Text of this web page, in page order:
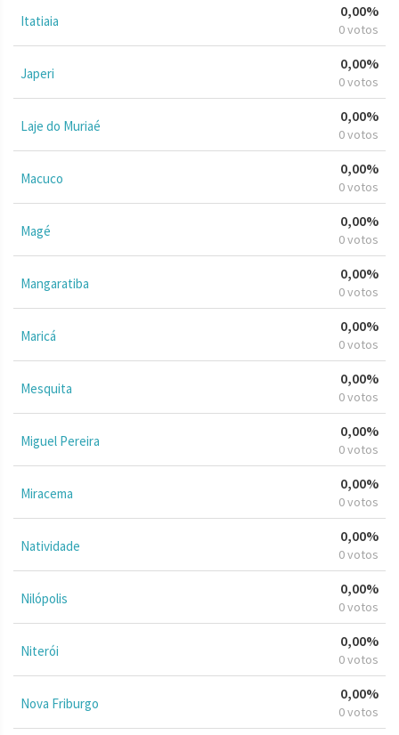
Itatiaia
0,00%
0 votos
Japeri
0,00%
0 votos
Laje do Muriaé
0,00%
0 votos
Macuco
0,00%
0 votos
Magé
0,00%
0 votos
Mangaratiba
0,00%
0 votos
Maricá
0,00%
0 votos
Mesquita
0,00%
0 votos
Miguel Pereira
0,00%
0 votos
Miracema
0,00%
0 votos
Natividade
0,00%
0 votos
Nilópolis
0,00%
0 votos
Niterói
0,00%
0 votos
Nova Friburgo
0,00%
0 votos